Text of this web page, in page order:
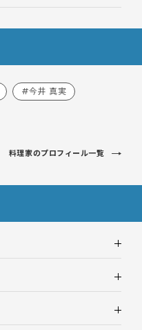
#今井 真実
料理家のプロフィール一覧